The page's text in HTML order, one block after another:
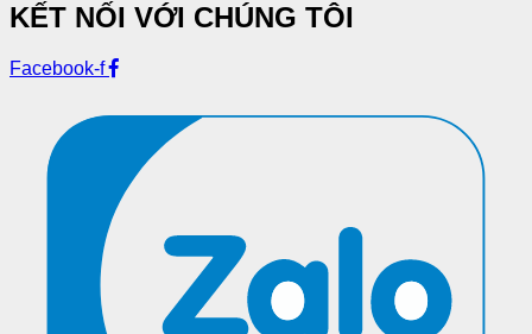
KẾT NỐI VỚI CHÚNG TÔI
Facebook-f